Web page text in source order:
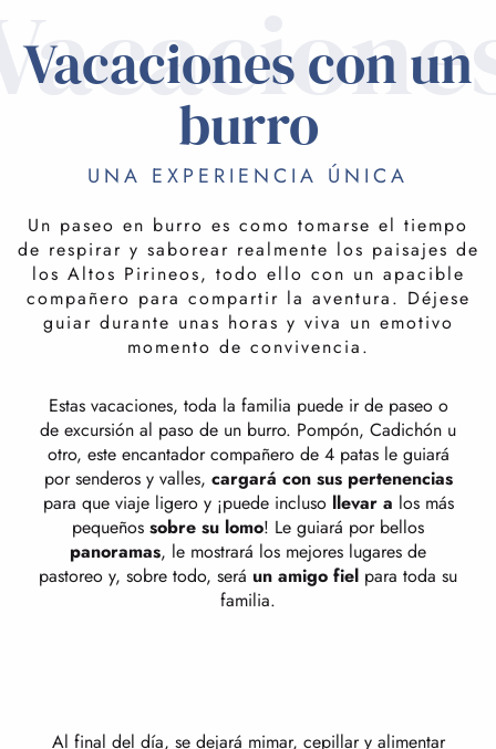
Vacaciones con un
burro
UNA EXPERIENCIA ÚNICA
Un paseo en burro es como tomarse el tiempo
de respirar y saborear realmente los paisajes de
los Altos Pirineos, todo ello con un apacible
compañero para compartir la aventura. Déjese
guiar durante unas horas y viva un emotivo
momento de convivencia.
Estas vacaciones, toda la familia puede ir de paseo o
de excursión al paso de un burro. Pompón, Cadichón u
otro, este encantador compañero de 4 patas le guiará
por senderos y valles, cargará con sus pertenencias
para que viaje ligero y ¡puede incluso llevar a los más
pequeños sobre su lomo! Le guiará por bellos
panoramas, le mostrará los mejores lugares de
pastoreo y, sobre todo, será un amigo fiel para toda su
familia.
Al final del día, se dejará mimar, cepillar y alimentar